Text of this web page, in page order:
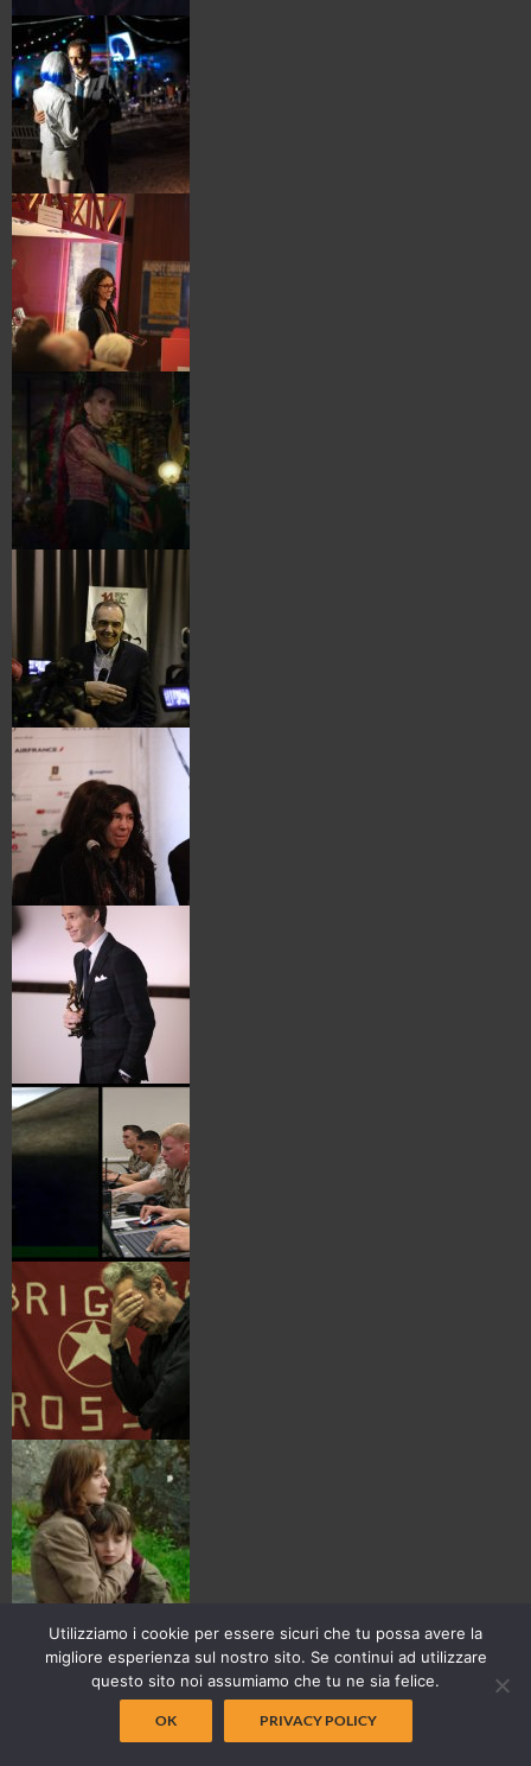
Utilizziamo i cookie per essere sicuri che tu possa avere la
migliore esperienza sul nostro sito. Se continui ad utilizzare
questo sito noi assumiamo che tu ne sia felice.
OK PRIVACY POLICY